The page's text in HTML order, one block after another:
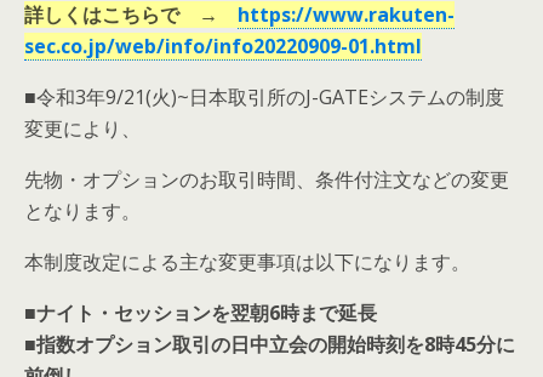
詳しくはこちらで → https://www.rakuten-
sec.co.jp/web/info/info20220909-01.html
■令和3年9/21(火)~日本取引所のJ-GATEシステムの制度
変更により、
先物・オプションのお取引時間、条件付注文などの変更
となります。
本制度改定による主な変更事項は以下になります。
■ナイト・セッションを翌朝6時まで延長
■指数オプション取引の日中立会の開始時刻を8時45分に